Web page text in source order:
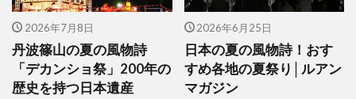
2026年7月8日
丹波篠山の夏の風物詩
「デカンショ祭」200年の
歴史を持つ日本遺産
2026年6月25日
日本の夏の風物詩！おす
すめ各地の夏祭り│ルアン
マガジン